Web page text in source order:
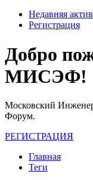
Недавняя
Регистрация
Добро
МИСЭФ!
Московский
Форум.
РЕГИСТРАЦИЯ
Главная
Теги